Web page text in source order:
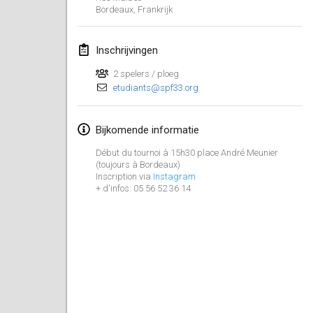
Bordeaux, Frankrijk
Inschrijvingen
2 spelers / ploeg
etudiants@spf33.org
Bijkomende informatie
Début du tournoi à 15h30 place André Meunier
(toujours à Bordeaux)
Inscription via Instagram
+ d'infos: 05 56 52 36 14
Open Grégorien
4 feb. 2023|Frankrijk
4 feb. 2023|Finland
11 feb. 2023|Finland